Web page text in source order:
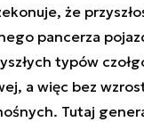
że
pancerza
typów
a więc bez
Tutaj